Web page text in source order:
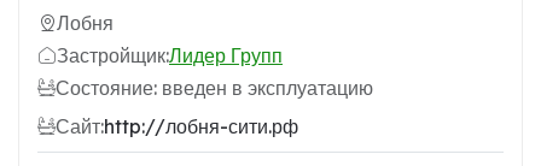
Лобня
Застройщик:Лидер Групп
Состояние: введен в эксплуатацию
Сайт:http://лобня-сити.рф